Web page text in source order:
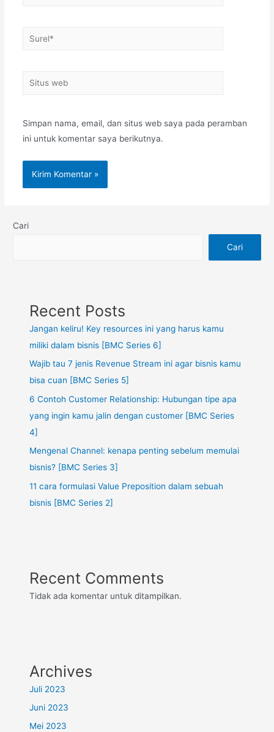
Simpan nama, email, dan situs web saya pada peramban
ini untuk komentar saya berikutnya.
Cari
Cari
Recent Posts
Jangan keliru! Key resources ini yang harus kamu
miliki dalam bisnis [BMC Series 6]
Wajib tau 7 jenis Revenue Stream ini agar bisnis kamu
bisa cuan [BMC Series 5]
6 Contoh Customer Relationship: Hubungan tipe apa
yang ingin kamu jalin dengan customer [BMC Series
4]
Mengenal Channel: kenapa penting sebelum memulai
bisnis? [BMC Series 3]
11 cara formulasi Value Preposition dalam sebuah
bisnis [BMC Series 2]
Recent Comments
Tidak ada komentar untuk ditampilkan.
Archives
Juli 2023
Juni 2023
Mei 2023